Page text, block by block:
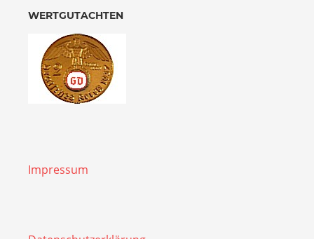
WERTGUTACHTEN
Impressum